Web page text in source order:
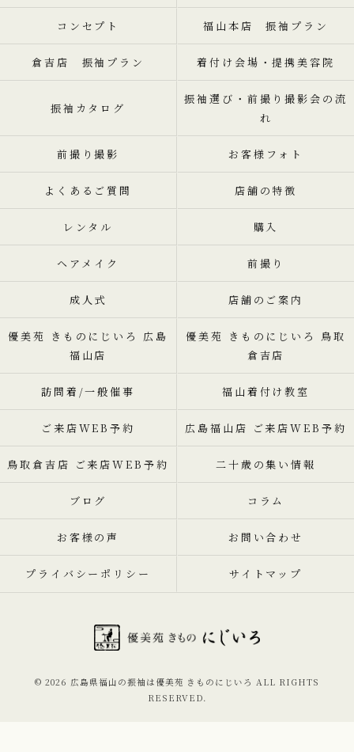
コンセプト 福山本店 振袖プラン
倉吉店 振袖プラン 着付け会場・提携美容院
振袖カタログ
振袖選び・前撮り撮影会の流
れ
前撮り撮影 お客様フォト
よくあるご質問 店舗の特徴
レンタル 購入
ヘアメイク 前撮り
成人式 店舗のご案内
優美苑 きものにじいろ 広島
福山店
優美苑 きものにじいろ 鳥取
倉吉店
訪問着/一般催事 福山着付け教室
ご来店WEB予約 広島福山店 ご来店WEB予約
鳥取倉吉店 ご来店WEB予約 二十歳の集い情報
ブログ コラム
お客様の声 お問い合わせ
プライバシーポリシー サイトマップ
© 2026 広島県福山の振袖は優美苑 きものにじいろ ALL RIGHTS
RESERVED.